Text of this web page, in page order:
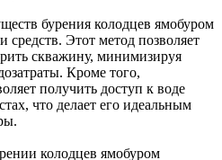
бурения колодцев ямобуром
средств. Этот метод позволяет
скважину, минимизируя
Кроме того,
получить доступ к воде
что делает его идеальным
колодцев ямобуром